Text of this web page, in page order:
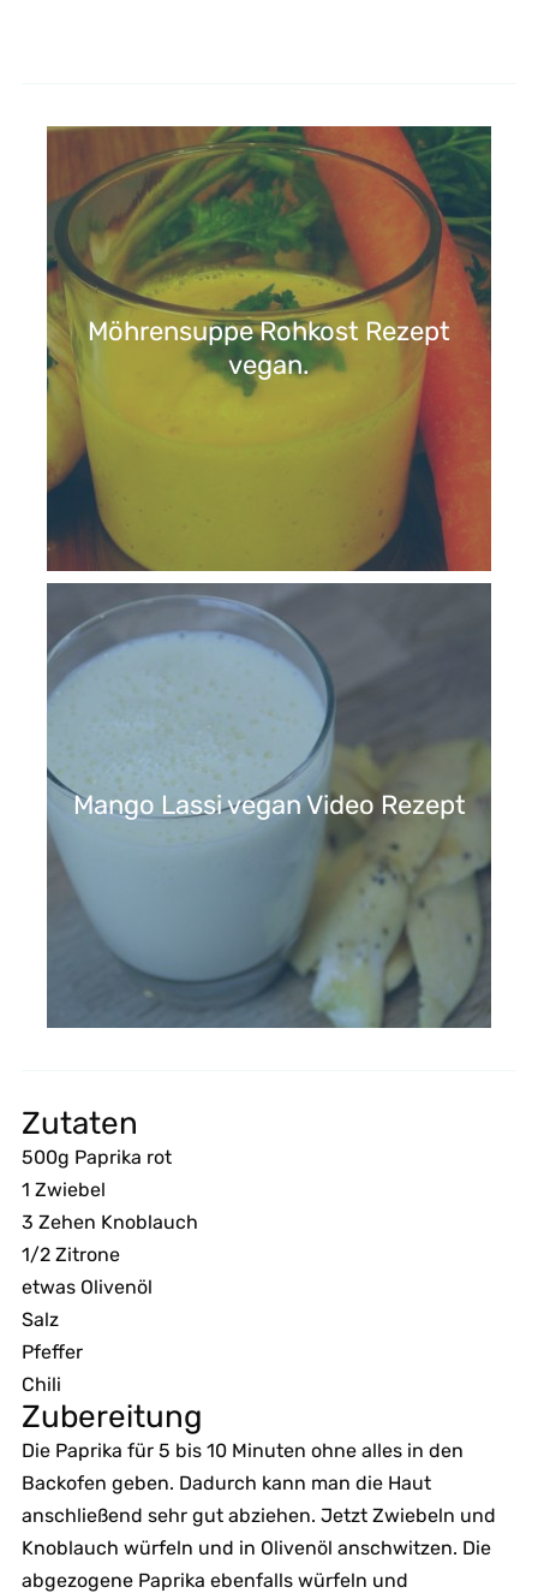
Möhrensuppe Rohkost Rezept
vegan.
Mango Lassi vegan Video Rezept
Zutaten
500g Paprika rot
1 Zwiebel
3 Zehen Knoblauch
1/2 Zitrone
etwas Olivenöl
Salz
Pfeffer
Chili
Zubereitung
Die Paprika für 5 bis 10 Minuten ohne alles in den
Backofen geben. Dadurch kann man die Haut
anschließend sehr gut abziehen. Jetzt Zwiebeln und
Knoblauch würfeln und in Olivenöl anschwitzen. Die
abgezogene Paprika ebenfalls würfeln und